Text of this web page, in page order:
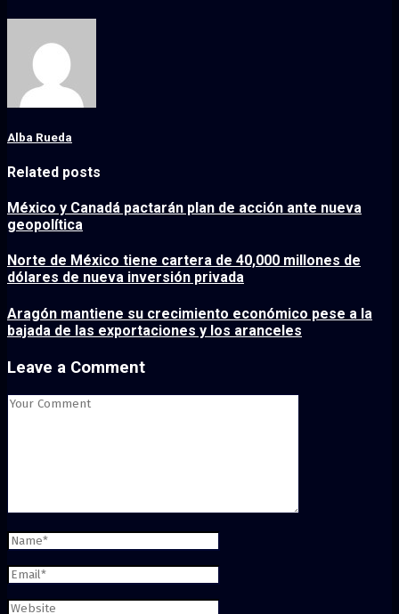
Alba Rueda
Related posts
México y Canadá pactarán plan de acción ante nueva
geopolítica
Norte de México tiene cartera de 40,000 millones de
dólares de nueva inversión privada
Aragón mantiene su crecimiento económico pese a la
bajada de las exportaciones y los aranceles
Leave a Comment